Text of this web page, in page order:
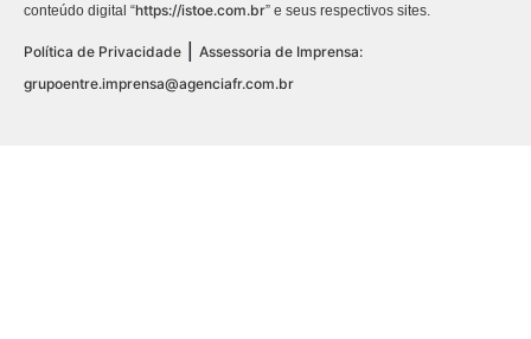
conteúdo digital “https://istoe.com.br” e seus respectivos sites.
Política de Privacidade
Assessoria de Imprensa:
grupoentre.imprensa@agenciafr.com.br